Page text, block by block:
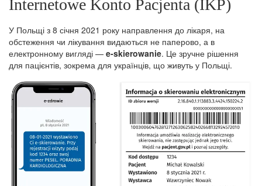
Internetowe Konto Pacjenta (IKP)
У Польщі з 8 січня 2021 року направлення до лікаря, на
обстеження чи лікування видаються не паперово, а в
електронному вигляді — e‑skierowanie. Це зручне рішення
для пацієнтів, зокрема для українців, що живуть у Польщі.